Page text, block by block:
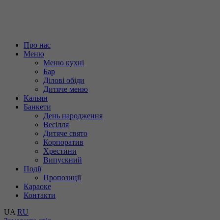
Про нас
Меню
Меню кухні
Бар
Ділові обіди
Дитяче меню
Кальян
Банкети
День народження
Весілля
Дитяче свято
Корпоратив
Хрестини
Випускний
Події
Пропозиції
Караоке
Контакти
UA RU